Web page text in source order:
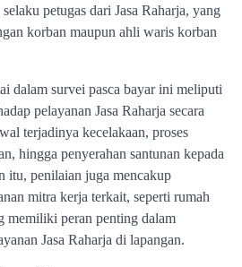
petugas dari Jasa Raharja, yang
korban maupun ahli waris korban
dalam survei pasca bayar ini meliputi
pelayanan Jasa Raharja secara
terjadinya kecelakaan, proses
hingga penyerahan santunan kepada
itu, penilaian juga mencakup
mitra kerja terkait, seperti rumah
memiliki peran penting dalam
Jasa Raharja di lapangan.